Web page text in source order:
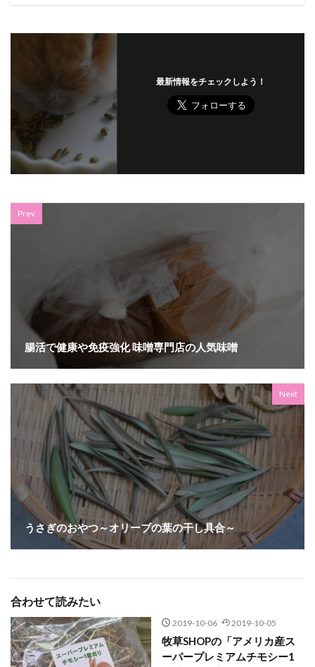
最新情報をチェックしよう！
Prev
腸活で健康や免疫強化 味噌専門店の人気味噌
Next
うさぎのおやつ～オリーブの葉の干し具合～
合わせて読みたい
2019-10-06 2019-10-05
牧草SHOPの「アメリカ産ス
ーパープレミアムチモシー1